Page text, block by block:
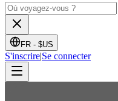
FR - $US
S'inscrire|Se connecter